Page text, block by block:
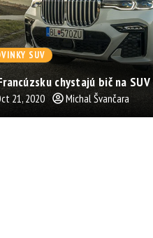
SUV
chystajú bič na
21, 2020 Michal Švančara